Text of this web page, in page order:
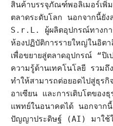
สินค้าบรรจุภัณฑ์พอลิเมอร์เพิ่
ตลาดระดับโลก นอกจากนี้ยั
S.r.L. ผู้ผลิตอุปกรณ์ทางกา
ห้องปฏิบัติการรายใหญ่ในอิต
เพื่อขยายสู่ตลาดอุปกรณ์ “ปิเ
ความรู้ด้านเทคโนโลยี รวมถึ
ทำให้สามารถต่อยอดไปสู่ธุร
อาเซียน และการเติบโตของ
แพทย์ในอนาคตได้ นอกจาก
ปัญญาประดิษฐ์ (AI) มาใช้ใ